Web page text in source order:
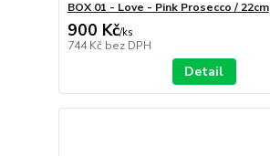
BOX 01 - Love - Pink Prosecco / 22cm
900 Kč/ks
744 Kč bez DPH
Detail